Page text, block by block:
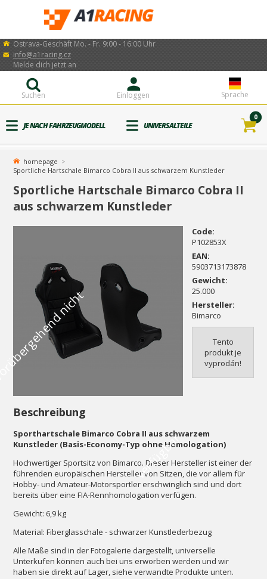
Ostrava-Geschäft Mo. - Fr. 9:00 - 16:00 Uhr
info@a1racing.cz
Sprache
Einloggen
Melde dich jetzt an
Suchen
JE NACH FAHRZEUGMODELL UNIVERSALTEILE
0
homepage
Sportliche Hartschale Bimarco Cobra II aus schwarzem Kunstleder
Sportliche Hartschale Bimarco Cobra II
aus schwarzem Kunstleder
r
Code:
P102853X
EAN:
5903713173878
Gewicht:
25.000
Hersteller:
Bimarco
Tento
produkt je
vyprodán!
Beschreibung
Sporthartschale Bimarco Cobra II aus schwarzem
Kunstleder (Basis-Economy-Typ ohne Homologation)
Hochwertiger Sportsitz von Bimarco. Dieser Hersteller ist einer der
führenden europäischen Hersteller von Sitzen, die vor allem für
Hobby- und Amateur-Motorsportler erschwinglich sind und dort
bereits über eine FIA-Rennhomologation verfügen.
Gewicht: 6,9 kg
Material: Fiberglasschale - schwarzer Kunstlederbezug
Alle Maße sind in der Fotogalerie dargestellt, universelle
Unterkufen können auch bei uns erworben werden und wir
haben sie direkt auf Lager, siehe verwandte Produkte unten.